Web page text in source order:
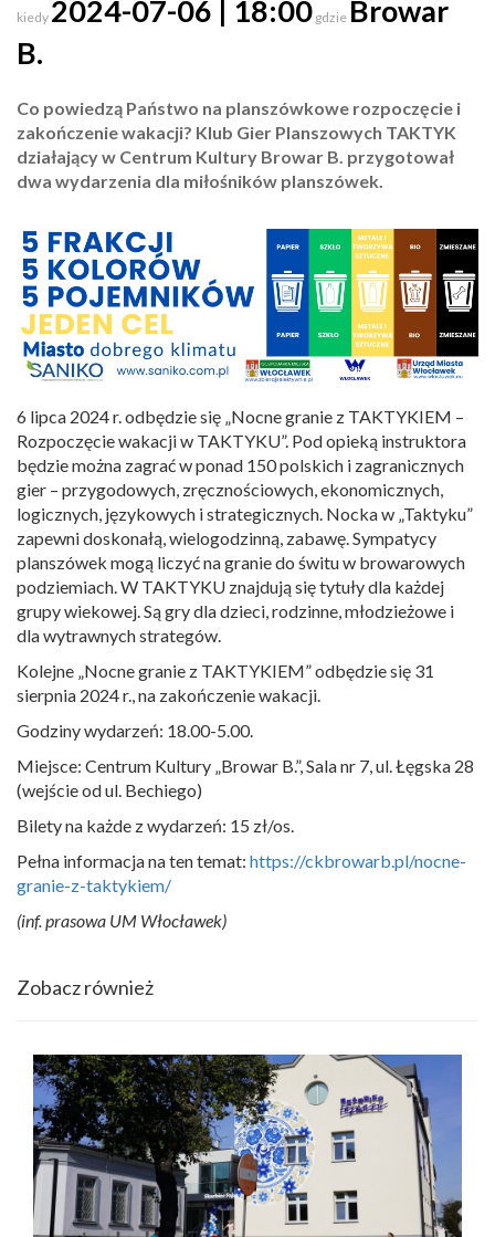
kiedy 2024-07-06 | 18:00 gdzie Browar
B.
Co powiedzą Państwo na planszówkowe rozpoczęcie i
zakończenie wakacji? Klub Gier Planszowych TAKTYK
działający w Centrum Kultury Browar B. przygotował
dwa wydarzenia dla miłośników planszówek.
6 lipca 2024 r. odbędzie się „Nocne granie z TAKTYKIEM –
Rozpoczęcie wakacji w TAKTYKU”. Pod opieką instruktora
będzie można zagrać w ponad 150 polskich i zagranicznych
gier – przygodowych, zręcznościowych, ekonomicznych,
logicznych, językowych i strategicznych. Nocka w „Taktyku”
zapewni doskonałą, wielogodzinną, zabawę. Sympatycy
planszówek mogą liczyć na granie do świtu w browarowych
podziemiach. W TAKTYKU znajdują się tytuły dla każdej
grupy wiekowej. Są gry dla dzieci, rodzinne, młodzieżowe i
dla wytrawnych strategów.
Kolejne „Nocne granie z TAKTYKIEM” odbędzie się 31
sierpnia 2024 r., na zakończenie wakacji.
Godziny wydarzeń: 18.00-5.00.
Miejsce: Centrum Kultury „Browar B.”, Sala nr 7, ul. Łęgska 28
(wejście od ul. Bechiego)
Bilety na każde z wydarzeń: 15 zł/os.
Pełna informacja na ten temat: https://ckbrowarb.pl/nocne-
granie-z-taktykiem/
(inf. prasowa UM Włocławek)
Zobacz również